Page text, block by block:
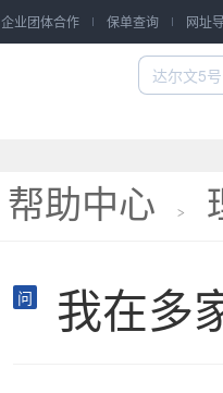
企业团体合作 保单查询 网址
帮助中心 >
问 我在多